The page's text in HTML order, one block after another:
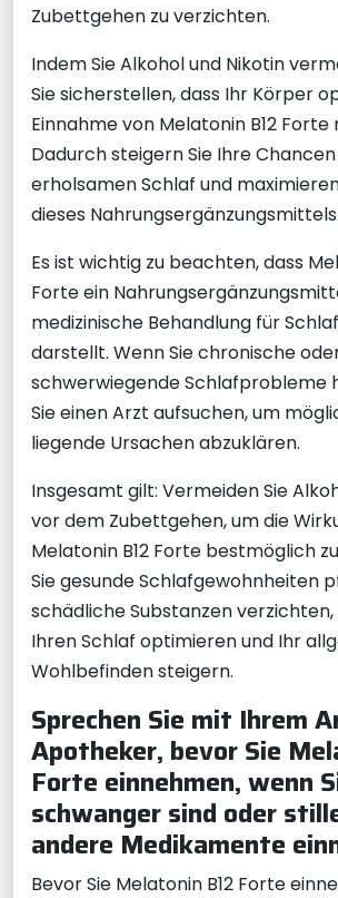
Zubettgehen zu verzichten.
Indem Sie Alkohol und Nikotin
Sie sicherstellen, dass Ihr Körper
Einnahme von Melatonin B12 Forte
Dadurch steigern Sie Ihre
erholsamen Schlaf und
dieses Nahrungsergänzungsmittels.
Es ist wichtig zu beachten, dass
Forte ein
medizinische Behandlung für
darstellt. Wenn Sie chronische
schwerwiegende Schlafprobleme
Sie einen Arzt aufsuchen, um
liegende Ursachen abzuklären.
Insgesamt gilt: Vermeiden Sie
vor dem Zubettgehen, um die
Melatonin B12 Forte bestmöglich
Sie gesunde Schlafgewohnheiten
schädliche Substanzen verzichten,
Ihren Schlaf optimieren und Ihr
Wohlbefinden steigern.
Sprechen Sie mit Ihrem
Apotheker, bevor Sie
Forte einnehmen, wenn
schwanger sind oder
andere Medikamente
Bevor Sie Melatonin B12 Forte